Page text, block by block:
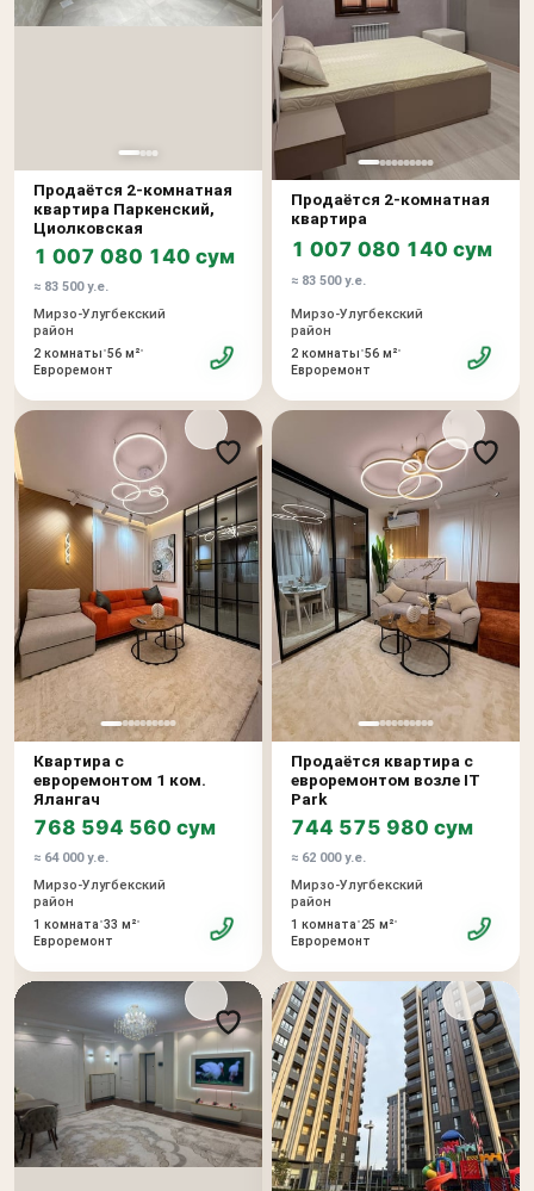
Продаётся 2-комнатная
квартира Паркенский,
Циолковская
1 007 080 140 сум
≈ 83 500 у.е.
Мирзо-Улугбекский
район
2 комнаты•56 м²•
Евроремонт
Продаётся 2-комнатная
квартира
1 007 080 140 сум
≈ 83 500 у.е.
Мирзо-Улугбекский
район
2 комнаты•56 м²•
Евроремонт
Квартира с
евроремонтом 1 ком.
Ялангач
768 594 560 сум
≈ 64 000 у.е.
Мирзо-Улугбекский
район
1 комната•33 м²•
Евроремонт
Продаётся квартира с
евроремонтом возле IT
Park
744 575 980 сум
≈ 62 000 у.е.
Мирзо-Улугбекский
район
1 комната•25 м²•
Евроремонт